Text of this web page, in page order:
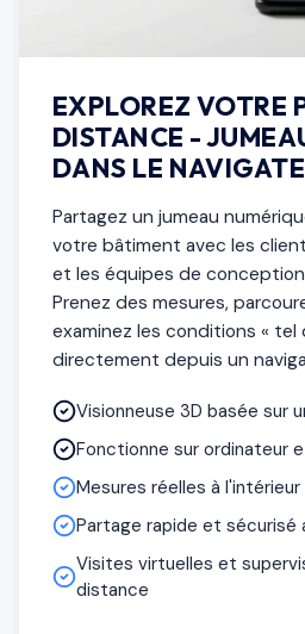
EXPLOREZ VOTRE
DISTANCE -
DANS LE
Partagez un jumeau
votre bâtiment avec les
et les équipes de
Prenez des mesures,
examinez les conditions «
directement depuis un
Visionneuse 3D basée sur
Fonctionne sur ordinateur
Mesures réelles à
Partage rapide et sécurisé
Visites virtuelles et
distance